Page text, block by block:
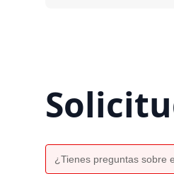
¿Tienes preguntas sobre